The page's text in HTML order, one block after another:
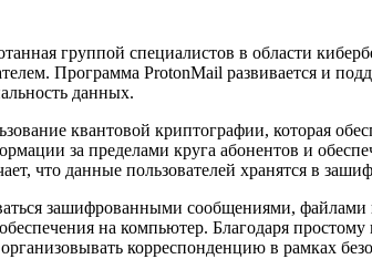
группой специалистов в области
Программа ProtonMail развивается и
данных.
квантовой криптографии, которая
за пределами круга абонентов и
что данные пользователей хранятся в
зашифрованными сообщениями,
на компьютер. Благодаря
корреспонденцию в рамках